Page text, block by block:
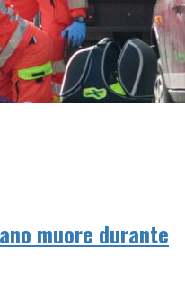
muore durante